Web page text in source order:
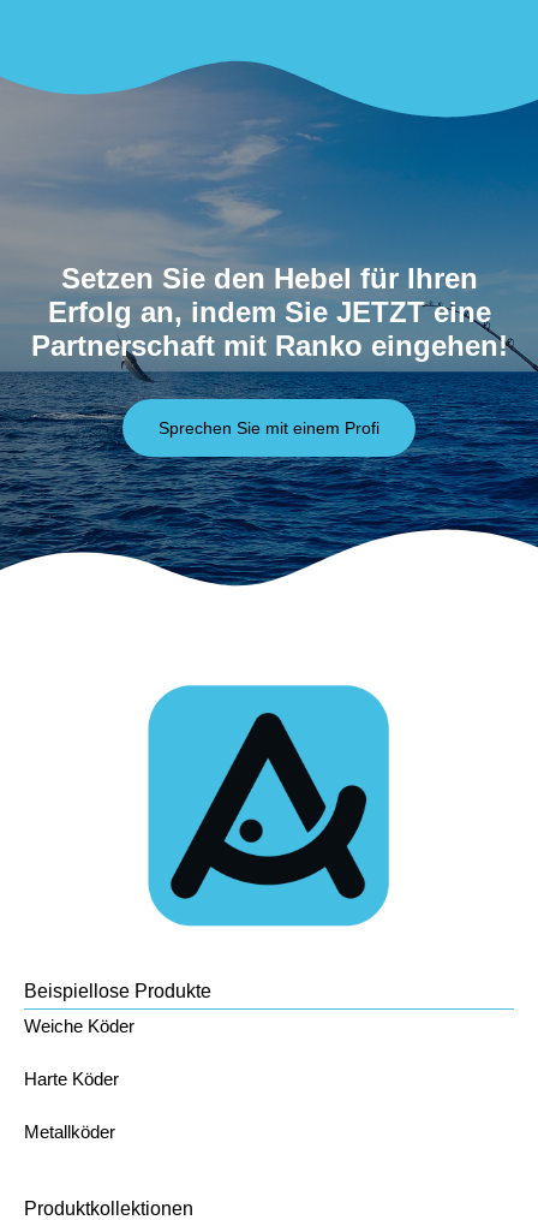
Setzen Sie den Hebel für Ihren
Erfolg an, indem Sie JETZT eine
Partnerschaft mit Ranko eingehen!
Sprechen Sie mit einem Profi
Beispiellose Produkte
Weiche Köder
Harte Köder
Metallköder
Produktkollektionen